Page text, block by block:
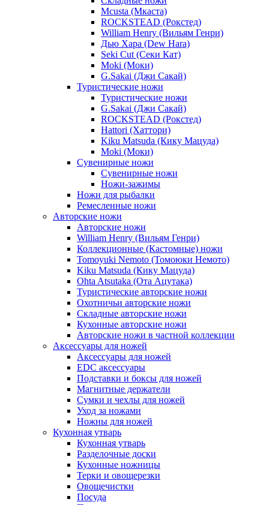
Mcusta (Мкаста)
ROCKSTEAD (Рокстед)
William Henry (Вильям Генри)
Дью Хара (Dew Hara)
Seki Cut (Секи Кат)
Moki (Моки)
G.Sakai (Джи Сакай)
Туристические ножи
Туристические ножи
G.Sakai (Джи Сакай)
ROCKSTEAD (Рокстед)
Hattori (Хаттори)
Kiku Matsuda (Кику Мацуда)
Moki (Моки)
Сувенирные ножи
Сувенирные ножи
Ножи-зажимы
Ножи для рыбалки
Ремесленные ножи
Авторские ножи
Авторские ножи
William Henry (Вильям Генри)
Коллекционные (Кастомные) ножи
Tomoyuki Nemoto (Томоюки Немото)
Kiku Matsuda (Кику Мацуда)
Ohta Atsutaka (Ота Ацутака)
Туристические авторские ножи
Охотничьи авторские ножи
Складные авторские ножи
Кухонные авторские ножи
Авторские ножи в частной коллекции
Аксессуары для ножей
Аксессуары для ножей
EDC аксессуары
Подставки и боксы для ножей
Магнитные держатели
Сумки и чехлы для ножей
Уход за ножами
Ножны для ножей
Кухонная утварь
Кухонная утварь
Разделочные доски
Кухонные ножницы
Терки и овощерезки
Овощечистки
Посуда